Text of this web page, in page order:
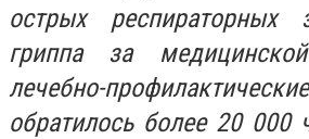
острых респираторных
гриппа за
лечебно-
обратилось более 20 000